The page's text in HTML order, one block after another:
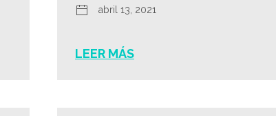
abril 13, 2021
LEER MÁS